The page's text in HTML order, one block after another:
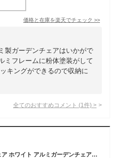
価格と在庫を楽天でチェック >>
製ガーデンチェアはいかがで
ミフレームに粉体塗装がして
キングができるので収納に
全てのおすすめコメント (1 件) >
送料無料 アルミ鋳物ガーデンチェア ホワイト アルミガーデンチェア 軽量で持ち運び簡単 エレガント ガーデンファニチャー ガーデンチェア アルミ チェア キャンプチェア アルミチェア アウトドア 庭 バルコニー テラス 屋外 ファニチャー 鋳物 白 newchairchairalumi